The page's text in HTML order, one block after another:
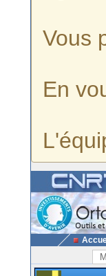
Vous
En